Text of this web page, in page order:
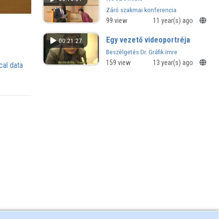
data
Záró szakmai konferencia
Szombathelyen - TÁMOP-4.1.2.B.2-
99 view 11 year(s) ago
00:21:27 Egy vezető videoportréja
Beszélgetés Dr. Gráfik Imre
múzeumigazgatóval
159 view 13 year(s) ago